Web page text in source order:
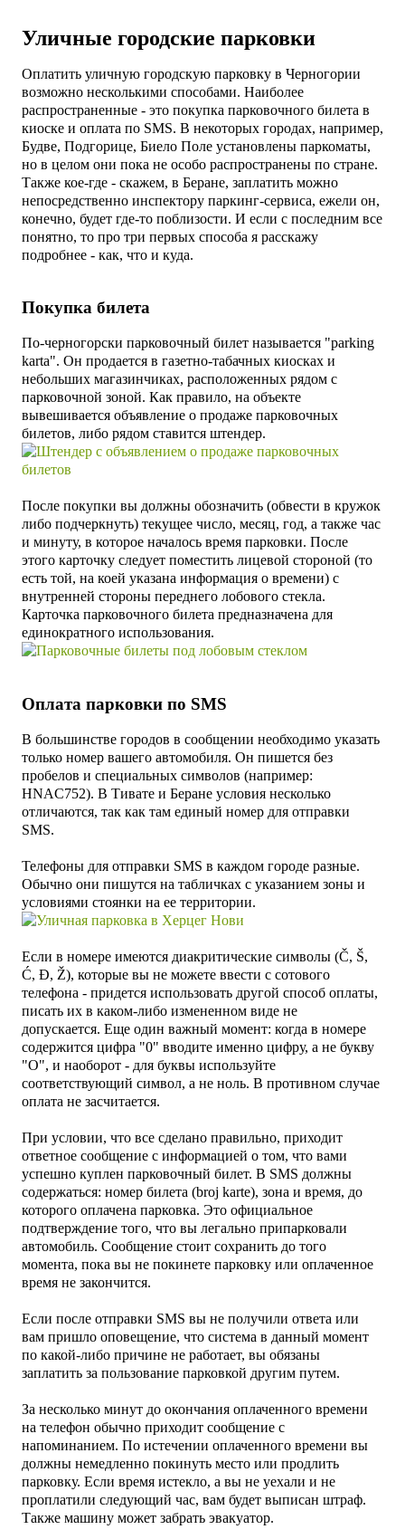
Уличные городские парковки
Оплатить уличную городскую парковку в Черногории
возможно несколькими способами. Наиболее
распространенные - это покупка парковочного билета в
киоске и оплата по SMS. В некоторых городах, например,
Будве, Подгорице, Биело Поле установлены паркоматы,
но в целом они пока не особо распространены по стране.
Также кое-где - скажем, в Беране, заплатить можно
непосредственно инспектору паркинг-сервиса, ежели он,
конечно, будет где-то поблизости. И если с последним все
понятно, то про три первых способа я расскажу
подробнее - как, что и куда.
Покупка билета
По-черногорски парковочный билет называется "parking
karta". Он продается в газетно-табачных киосках и
небольших магазинчиках, расположенных рядом с
парковочной зоной. Как правило, на объекте
вывешивается объявление о продаже парковочных
билетов, либо рядом ставится штендер.
После покупки вы должны обозначить (обвести в кружок
либо подчеркнуть) текущее число, месяц, год, а также час
и минуту, в которое началось время парковки. После
этого карточку следует поместить лицевой стороной (то
есть той, на коей указана информация о времени) с
внутренней стороны переднего лобового стекла.
Карточка парковочного билета предназначена для
единократного использования.
Оплата парковки по SMS
В большинстве городов в сообщении необходимо указать
только номер вашего автомобиля. Он пишется без
пробелов и специальных символов (например:
HNAC752). В Тивате и Беране условия несколько
отличаются, так как там единый номер для отправки
SMS.
Телефоны для отправки SMS в каждом городе разные.
Обычно они пишутся на табличках с указанием зоны и
условиями стоянки на ее территории.
Если в номере имеются диакритические символы (Č, Š,
Ć, Đ, Ž), которые вы не можете ввести с сотового
телефона - придется использовать другой способ оплаты,
писать их в каком-либо измененном виде не
допускается. Еще один важный момент: когда в номере
содержится цифра "0" вводите именно цифру, а не букву
"O", и наоборот - для буквы используйте
соответствующий символ, а не ноль. В противном случае
оплата не засчитается.
При условии, что все сделано правильно, приходит
ответное сообщение с информацией о том, что вами
успешно куплен парковочный билет. В SMS должны
содержаться: номер билета (broj karte), зона и время, до
которого оплачена парковка. Это официальное
подтверждение того, что вы легально припарковали
автомобиль. Сообщение стоит сохранить до того
момента, пока вы не покинете парковку или оплаченное
время не закончится.
Если после отправки SMS вы не получили ответа или
вам пришло оповещение, что система в данный момент
по какой-либо причине не работает, вы обязаны
заплатить за пользование парковкой другим путем.
За несколько минут до окончания оплаченного времени
на телефон обычно приходит сообщение с
напоминанием. По истечении оплаченного времени вы
должны немедленно покинуть место или продлить
парковку. Если время истекло, а вы не уехали и не
проплатили следующий час, вам будет выписан штраф.
Также машину может забрать эвакуатор.